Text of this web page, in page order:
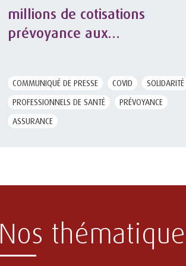
millions de cotisations
prévoyance aux
COMMUNIQUÉ DE PRESSE COVID
SOLIDARITÉ
PROFESSIONNELS DE SANTÉ
PRÉVOYANCE
ASSURANCE
Nos